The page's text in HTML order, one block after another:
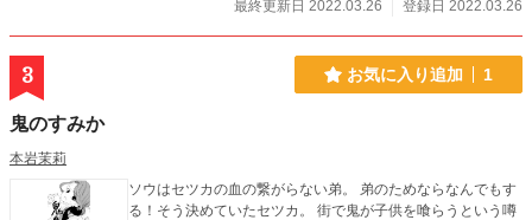
最終更新日 2022.03.26
登録日 2022.03.26
3 お気に入り追加 1
鬼のすみか
本岩茉莉
ソウはセツカの血の繋がらない弟。 弟のためならなんでもす
る！そう決めていたセツカ。 街で鬼が子供を喰らうという噂